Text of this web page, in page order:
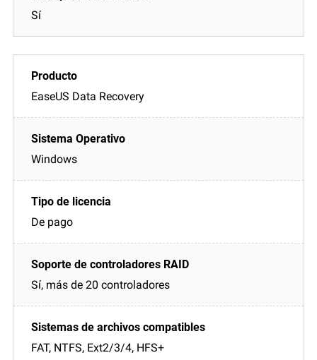
Sí
EaseUS Data Recovery
Windows
De pago
Sí, más de 20 controladores
FAT, NTFS, Ext2/3/4, HFS+